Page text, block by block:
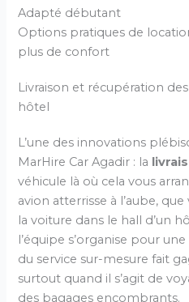
Adapté débutant
Options pratiques de
plus de confort
Livraison et récupération
hôtel
L’une des innovations
MarHire Car Agadir : la
véhicule là où cela vous
avion atterrisse à l’aube,
la voiture dans le hall d’un
l’équipe s’organise pour
du service sur-mesure fait
surtout quand il s’agit de
des bagages encombrants.